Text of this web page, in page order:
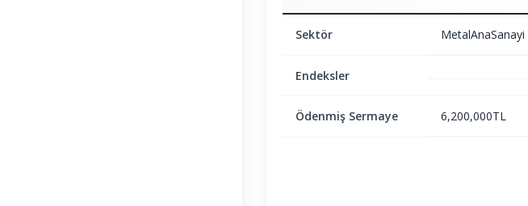
Sektör MetalAnaSanayi
Endeksler
Ödenmiş Sermaye 6,200,000TL